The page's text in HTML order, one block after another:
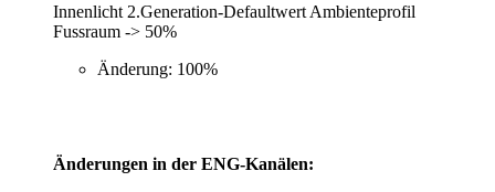
Innenlicht 2.Generation-Defaultwert Ambienteprofil
Fussraum -> 50%
Änderung: 100%
Änderungen in der ENG-Kanälen: